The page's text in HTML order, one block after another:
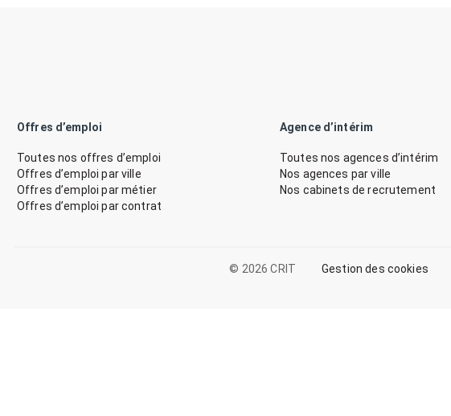
Offres d’emploi
Toutes nos offres d’emploi
Offres d’emploi par ville
Offres d’emploi par métier
Offres d’emploi par contrat
Agence d’intérim
Toutes nos agences d’intérim
Nos agences par ville
Nos cabinets de recrutement
© 2026 CRIT Gestion des cookies